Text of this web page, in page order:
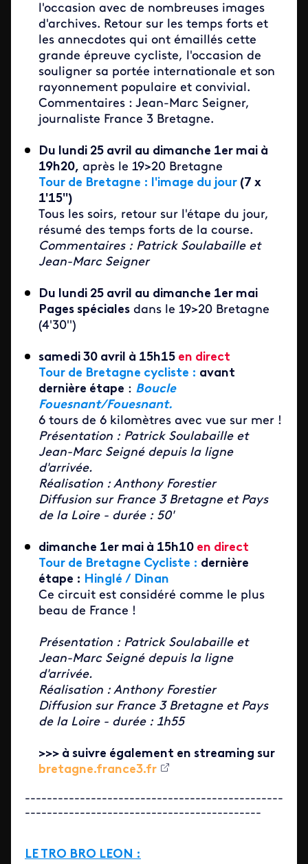
l'occasion avec de nombreuses images
d'archives. Retour sur les temps forts et
les annecdotes qui ont émaillés cette
grande épreuve cycliste, l'occasion de
souligner sa portée internationale et son
rayonnement populaire et convivial.
Commentaires : Jean-Marc Seigner,
journaliste France 3 Bretagne.
Du lundi 25 avril au dimanche 1er mai à
19h20, après le 19>20 Bretagne
Tour de Bretagne : l'image du jour (7 x
1'15'')
Tous les soirs, retour sur l'étape du jour,
résumé des temps forts de la course.
Commentaires : Patrick Soulabaille et
Jean-Marc Seigner
Du lundi 25 avril au dimanche 1er mai
Pages spéciales dans le 19>20 Bretagne
(4'30'')
samedi 30 avril à 15h15 en direct
Tour de Bretagne cycliste : avant
dernière étape : Boucle
Fouesnant/Fouesnant.
6 tours de 6 kilomètres avec vue sur mer !
Présentation : Patrick Soulabaille et
Jean-Marc Seigné depuis la ligne
d'arrivée.
Réalisation : Anthony Forestier
Diffusion sur France 3 Bretagne et Pays
de la Loire - durée : 50'
dimanche 1er mai à 15h10 en direct
Tour de Bretagne Cycliste : dernière
étape : Hinglé / Dinan
Ce circuit est considéré comme le plus
beau de France !
Présentation : Patrick Soulabaille et
Jean-Marc Seigné depuis la ligne
d'arrivée.
Réalisation : Anthony Forestier
Diffusion sur France 3 Bretagne et Pays
de la Loire - durée : 1h55
>>> à suivre également en streaming sur
bretagne.france3.fr
-----------------------------------------------
-------------------------------------------
LE TRO BRO LEON :